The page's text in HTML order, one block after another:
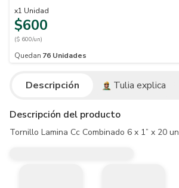
x1 Unidad
$600
($ 600/un)
Quedan 76 Unidades
Descripción Tulia explica
Descripción del producto
Tornillo Lamina Cc Combinado 6 x 1” x 20 un